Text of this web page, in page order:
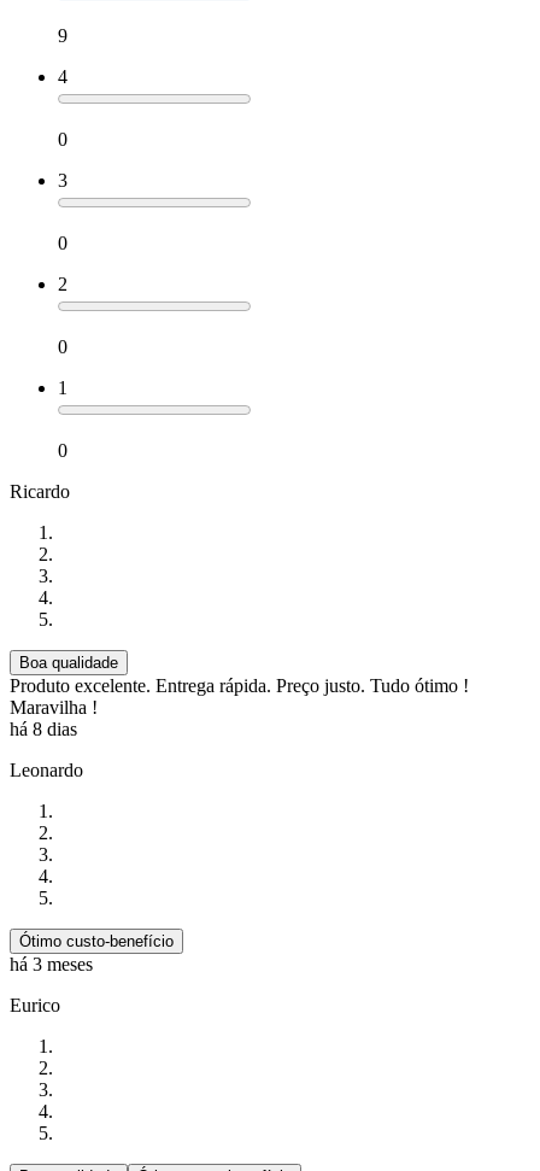
9
4
0
3
0
2
0
1
0
Ricardo
Boa qualidade
Produto excelente. Entrega rápida. Preço justo. Tudo ótimo !
Maravilha !
há 8 dias
Leonardo
Ótimo custo-benefício
há 3 meses
Eurico